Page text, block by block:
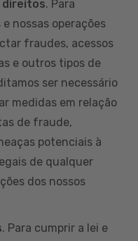
direitos. Para
nossas operações
fraudes, acessos
e outros tipos de
ser necessário
medidas em relação
de fraude,
potenciais à
de qualquer
dos nossos
. Para cumprir a lei e